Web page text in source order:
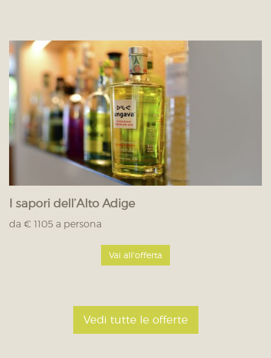
I sapori dell’Alto Adige
da € 1105 a persona
Vai all'offerta
Vedi tutte le offerte